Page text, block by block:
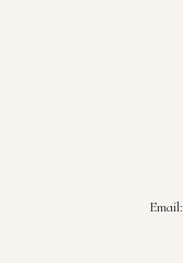
Email: